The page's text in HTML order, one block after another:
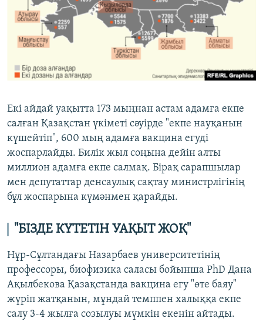
Екі айдай уақытта 173 мыңнан астам адамға екпе
салған Қазақстан үкіметі сәуірде "екпе науқанын
күшейтіп", 600 мың адамға вакцина егуді
жоспарлайды. Билік жыл соңына дейін алты
миллион адамға екпе салмақ. Бірақ сарапшылар
мен депутаттар денсаулық сақтау министрлігінің
бұл жоспарына күмәнмен қарайды.
"БІЗДЕ КҮТЕТІН УАҚЫТ ЖОҚ"
Нұр-Сұлтандағы Назарбаев университетінің
профессоры, биофизика саласы бойынша PhD Дана
Ақылбекова Қазақстанда вакцина егу "өте баяу"
жүріп жатқанын, мұндай темппен халыққа екпе
салу 3-4 жылға созылуы мүмкін екенін айтады.